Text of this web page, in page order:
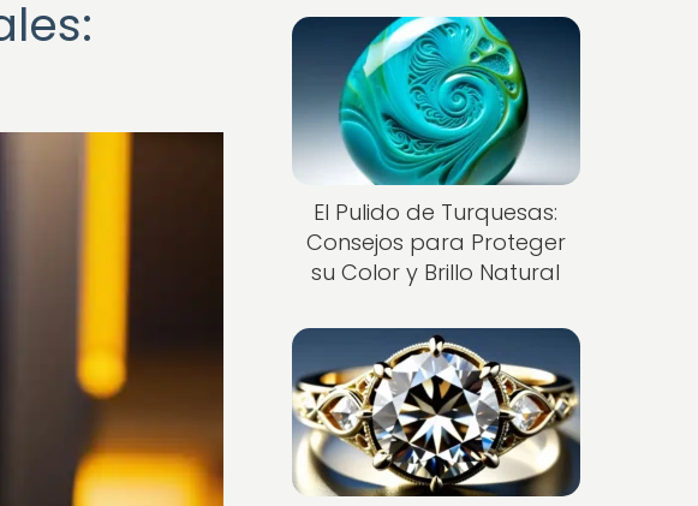
El Pulido de Turquesas:
Consejos para Proteger
su Color y Brillo Natural